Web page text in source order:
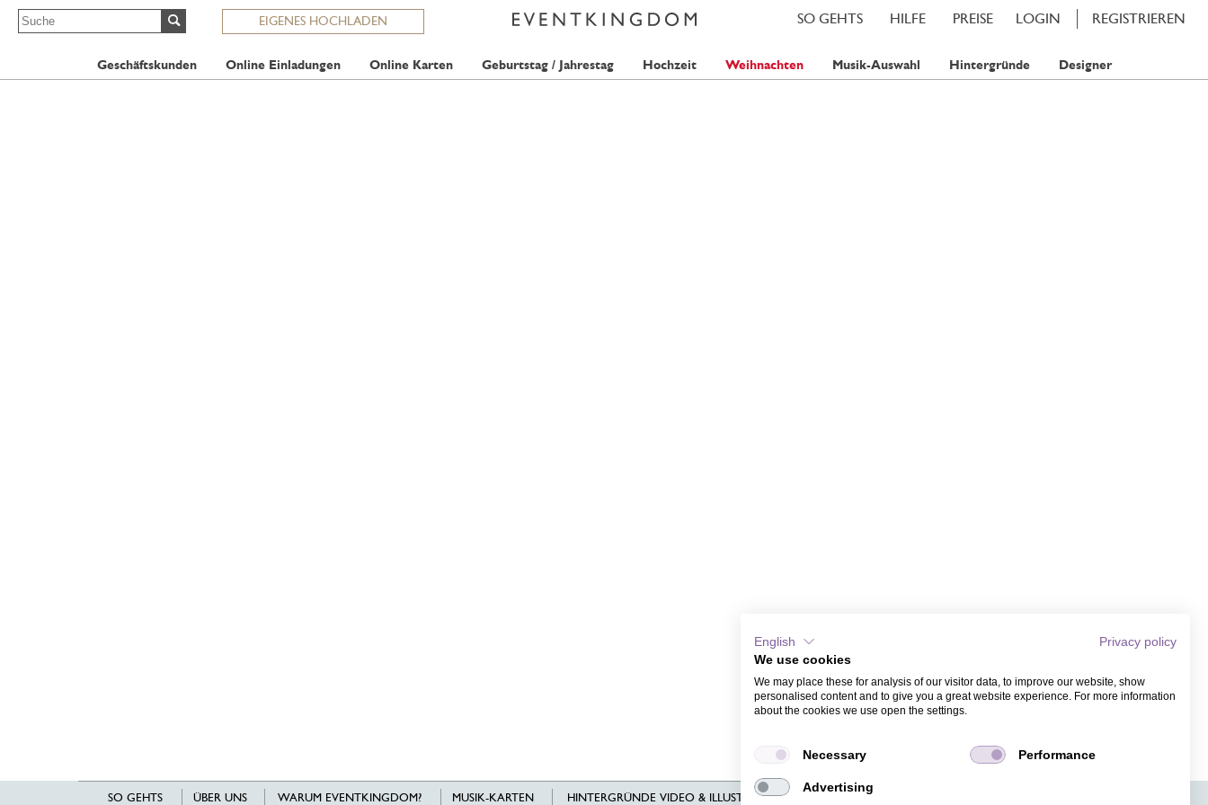
EIGENES HOCHLADEN LOGIN REGISTRIEREN
PREISE
HILFE
SO GEHTS
Geschäftskunden Online Einladungen Online Karten Geburtstag / Jahrestag Hochzeit Weihnachten Musik-Auswahl Hintergründe Designer
SO GEHTS ÜBER UNS WARUM EVENTKINGDOM? MUSIK-KARTEN HINTERGRÜNDE VIDEO & ILLUSTRATIONEN
English
Privacy policy
We use cookies
We may place these for analysis of our visitor data, to improve our website, show
personalised content and to give you a great website experience. For more information
about the cookies we use open the settings.
Necessary Performance
Advertising